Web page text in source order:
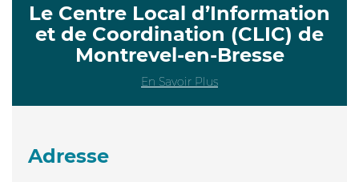
Le Centre Local d’Information
et de Coordination (CLIC) de
Montrevel-en-Bresse
En Savoir Plus
Adresse